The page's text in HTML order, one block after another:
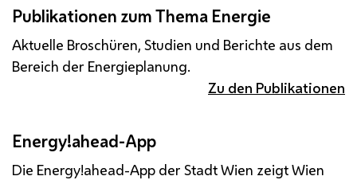
Publikationen zum Thema Energie
Aktuelle Broschüren, Studien und Berichte aus dem
Bereich der Energieplanung.
Zu den Publikationen
Energy!ahead-App
Die Energy!ahead-App der Stadt Wien zeigt Wien